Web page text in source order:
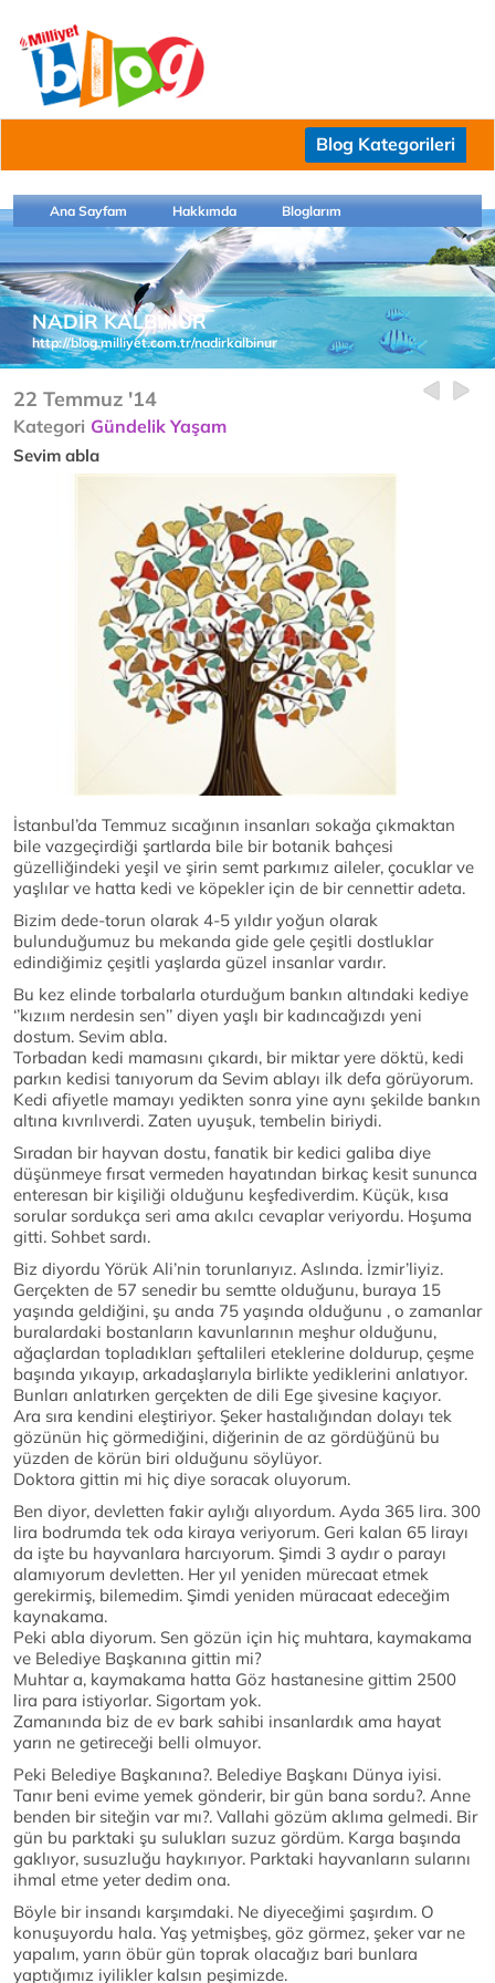
Blog Kategorileri
Ana Sayfam Hakkımda Bloglarım
NADİR KALBİNUR
http://blog.milliyet.com.tr/nadirkalbinur
22 Temmuz '14
Kategori Gündelik Yaşam
Sevim abla
İstanbul’da Temmuz sıcağının insanları sokağa çıkmaktan
bile vazgeçirdiği şartlarda bile bir botanik bahçesi
güzelliğindeki yeşil ve şirin semt parkımız aileler, çocuklar ve
yaşlılar ve hatta kedi ve köpekler için de bir cennettir adeta.
Bizim dede-torun olarak 4-5 yıldır yoğun olarak
bulunduğumuz bu mekanda gide gele çeşitli dostluklar
edindiğimiz çeşitli yaşlarda güzel insanlar vardır.
Bu kez elinde torbalarla oturduğum bankın altındaki kediye
‘’kızıım nerdesin sen’’ diyen yaşlı bir kadıncağızdı yeni
dostum. Sevim abla.
Torbadan kedi mamasını çıkardı, bir miktar yere döktü, kedi
parkın kedisi tanıyorum da Sevim ablayı ilk defa görüyorum.
Kedi afiyetle mamayı yedikten sonra yine aynı şekilde bankın
altına kıvrılıverdi. Zaten uyuşuk, tembelin biriydi.
Sıradan bir hayvan dostu, fanatik bir kedici galiba diye
düşünmeye fırsat vermeden hayatından birkaç kesit sununca
enteresan bir kişiliği olduğunu keşfediverdim. Küçük, kısa
sorular sordukça seri ama akılcı cevaplar veriyordu. Hoşuma
gitti. Sohbet sardı.
Biz diyordu Yörük Ali’nin torunlarıyız. Aslında. İzmir’liyiz.
Gerçekten de 57 senedir bu semtte olduğunu, buraya 15
yaşında geldiğini, şu anda 75 yaşında olduğunu , o zamanlar
buralardaki bostanların kavunlarının meşhur olduğunu,
ağaçlardan topladıkları şeftalileri eteklerine doldurup, çeşme
başında yıkayıp, arkadaşlarıyla birlikte yediklerini anlatıyor.
Bunları anlatırken gerçekten de dili Ege şivesine kaçıyor.
Ara sıra kendini eleştiriyor. Şeker hastalığından dolayı tek
gözünün hiç görmediğini, diğerinin de az gördüğünü bu
yüzden de körün biri olduğunu söylüyor.
Doktora gittin mi hiç diye soracak oluyorum.
Ben diyor, devletten fakir aylığı alıyordum. Ayda 365 lira. 300
lira bodrumda tek oda kiraya veriyorum. Geri kalan 65 lirayı
da işte bu hayvanlara harcıyorum. Şimdi 3 aydır o parayı
alamıyorum devletten. Her yıl yeniden mürecaat etmek
gerekirmiş, bilemedim. Şimdi yeniden müracaat edeceğim
kaynakama.
Peki abla diyorum. Sen gözün için hiç muhtara, kaymakama
ve Belediye Başkanına gittin mi?
Muhtar a, kaymakama hatta Göz hastanesine gittim 2500
lira para istiyorlar. Sigortam yok.
Zamanında biz de ev bark sahibi insanlardık ama hayat
yarın ne getireceği belli olmuyor.
Peki Belediye Başkanına?. Belediye Başkanı Dünya iyisi.
Tanır beni evime yemek gönderir, bir gün bana sordu?. Anne
benden bir siteğin var mı?. Vallahi gözüm aklıma gelmedi. Bir
gün bu parktaki şu sulukları suzuz gördüm. Karga başında
gaklıyor, susuzluğu haykırıyor. Parktaki hayvanların sularını
ihmal etme yeter dedim ona.
Böyle bir insandı karşımdaki. Ne diyeceğimi şaşırdım. O
konuşuyordu hala. Yaş yetmişbeş, göz görmez, şeker var ne
yapalım, yarın öbür gün toprak olacağız bari bunlara
yaptığımız iyilikler kalsın peşimizde.